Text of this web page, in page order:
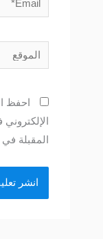
الموقع
احفظ
المقبلة